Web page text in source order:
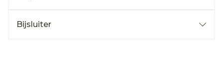
Bijsluiter